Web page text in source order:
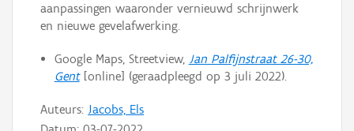
aanpassingen waaronder vernieuwd schrijnwerk
en nieuwe gevelafwerking.
Google Maps, Streetview, Jan Palfijnstraat 26-30,
Gent[online] (geraadpleegd op 3 juli 2022).
Auteurs: Jacobs, Els